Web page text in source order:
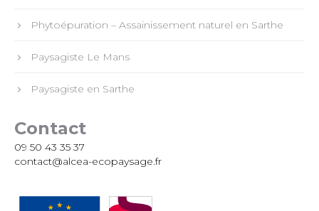
Phytoépuration – Assainissement naturel en Sarthe
Paysagiste Le Mans
Paysagiste en Sarthe
Contact
09 50 43 35 37
contact@alcea-ecopaysage.fr